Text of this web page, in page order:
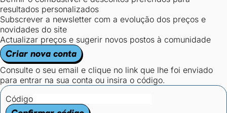
resultados personalizados
Subscrever a newsletter com a evolução dos preços e
novidades do site
Actualizar preços e sugerir novos postos à comunidade
Criar nova conta
Consulte o seu email e clique no link que lhe foi enviado
para entrar na sua conta ou insira o código.
Código